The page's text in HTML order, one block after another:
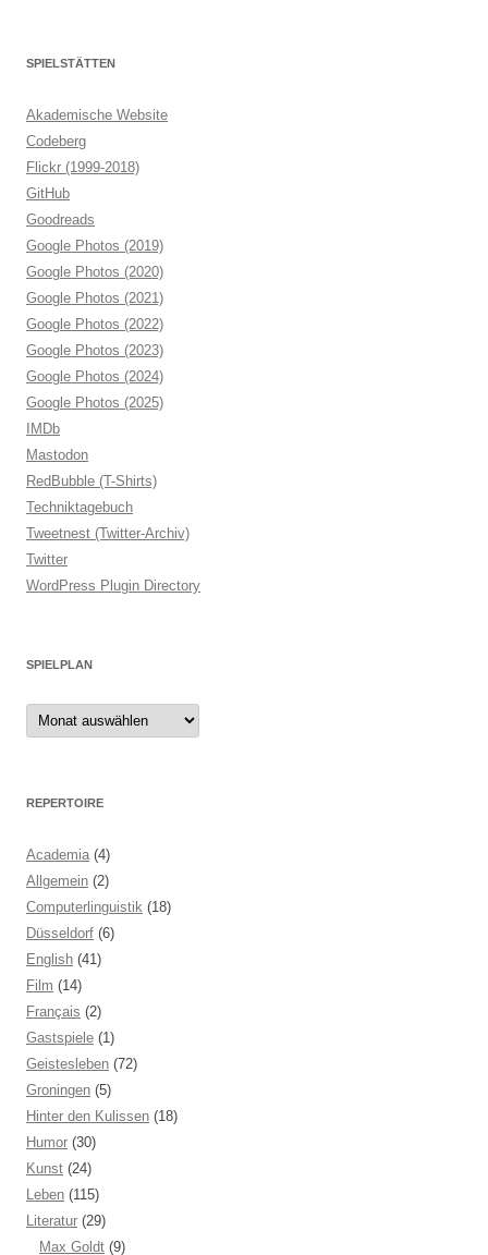
SPIELSTÄTTEN
Akademische Website
Codeberg
Flickr (1999-2018)
GitHub
Goodreads
Google Photos (2019)
Google Photos (2020)
Google Photos (2021)
Google Photos (2022)
Google Photos (2023)
Google Photos (2024)
Google Photos (2025)
IMDb
Mastodon
RedBubble (T-Shirts)
Techniktagebuch
Tweetnest (Twitter-Archiv)
Twitter
WordPress Plugin Directory
SPIELPLAN
Spielplan
REPERTOIRE
Academia (4)
Allgemein (2)
Computerlinguistik (18)
Düsseldorf (6)
English (41)
Film (14)
Français (2)
Gastspiele (1)
Geistesleben (72)
Groningen (5)
Hinter den Kulissen (18)
Humor (30)
Kunst (24)
Leben (115)
Literatur (29)
Max Goldt (9)